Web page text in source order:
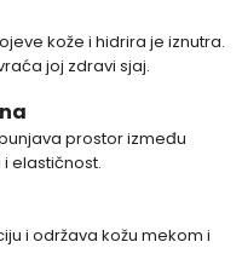
kože i hidrira je iznutra.
joj zdravi sjaj.
prostor između
elastičnost.
i održava kožu mekom i